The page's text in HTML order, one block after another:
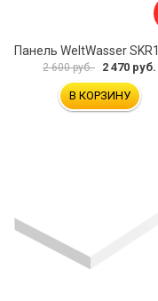
2 600 руб. 2 470 руб.
В КОРЗИНУ